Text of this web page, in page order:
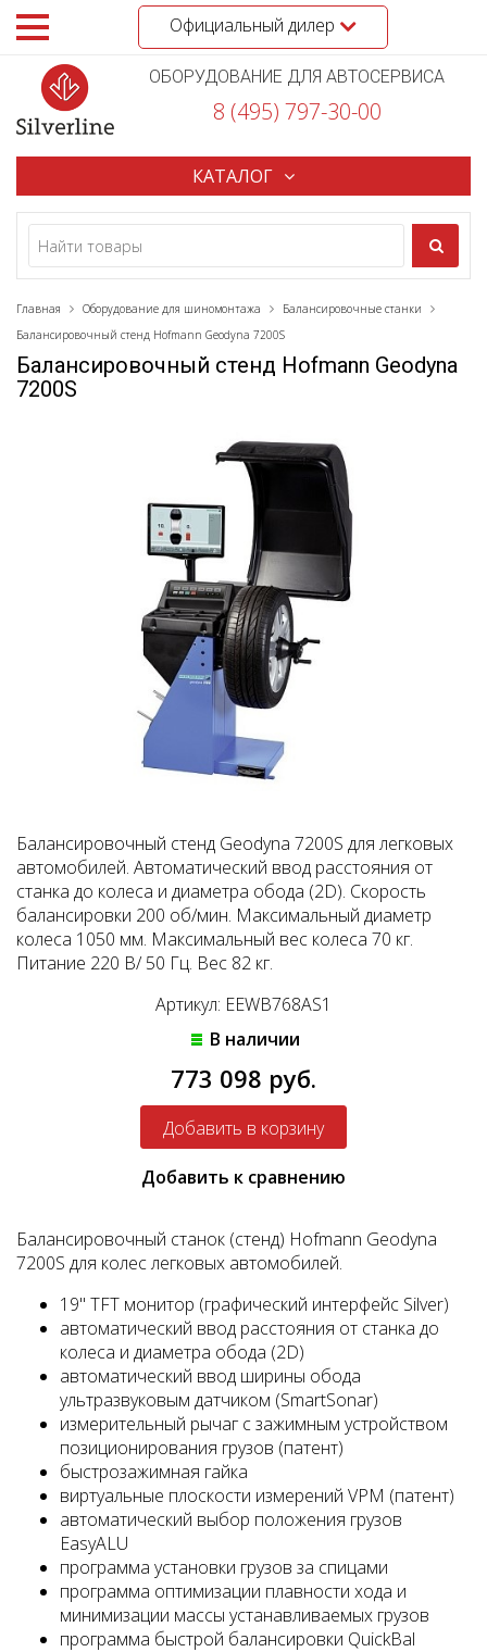
Официальный дилер
ОБОРУДОВАНИЕ ДЛЯ АВТОСЕРВИСА
8 (495) 797-30-00
КАТАЛОГ
Главная Оборудование для шиномонтажа
Балансировочные станки
Балансировочный стенд Hofmann Geodyna 7200S
Балансировочный стенд Hofmann Geodyna
7200S
Балансировочный стенд Geodyna 7200S для легковых
автомобилей. Автоматический ввод расстояния от
станка до колеса и диаметра обода (2D). Скорость
балансировки 200 об/мин. Максимальный диаметр
колеса 1050 мм. Максимальный вес колеса 70 кг.
Питание 220 В/ 50 Гц. Вес 82 кг.
Артикул: EEWB768AS1
В наличии
773 098 руб.
Добавить к сравнению
Балансировочный станок (стенд) Hofmann Geodyna
7200S для колес легковых автомобилей.
19" TFT монитор (графический интерфейс Silver)
автоматический ввод расстояния от станка до
колеса и диаметра обода (2D)
автоматический ввод ширины обода
ультразвуковым датчиком (SmartSonar)
измерительный рычаг с зажимным устройством
позиционирования грузов (патент)
быстрозажимная гайка
виртуальные плоскости измерений VPM (патент)
автоматический выбор положения грузов
EasyALU
программа установки грузов за спицами
программа оптимизации плавности хода и
минимизации массы устанавливаемых грузов
программа быстрой балансировки QuickBal